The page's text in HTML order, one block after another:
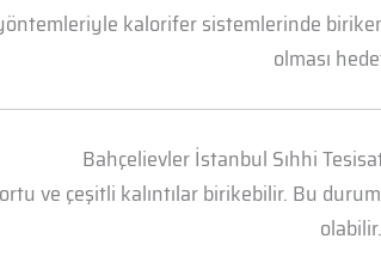
kalorifer sistemlerinde
olması
Bahçelievler İstanbul Sıhhi
ve çeşitli kalıntılar birikebilir. Bu
olabilir.